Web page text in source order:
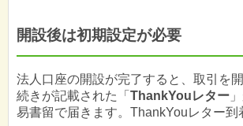
開設後は初期設定が必要
法人口座の開設が完了すると、取引を
続きが記載された「 ThankYouレター
易書留で届きます。ThankYouレター到